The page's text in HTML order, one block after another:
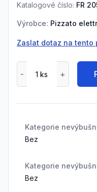
Katalogové číslo: FR
Výrobce: Pizzato
Zaslat dotaz na tento
Kategorie
Bez
Kategorie
Bez